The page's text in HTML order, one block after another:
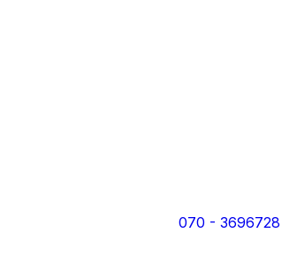
070 - 3696728